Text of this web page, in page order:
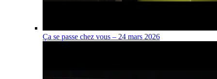
Ça se passe chez vous – 24 mars 2026